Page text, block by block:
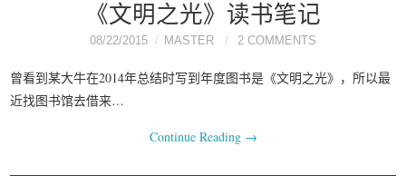
《文明之光》读书笔记
08/22/2015 MASTER 2 COMMENTS
曾看到某大牛在2014年总结时写到年度图书是《文明之光》，所以最
近找图书馆去借来…
Continue Reading →